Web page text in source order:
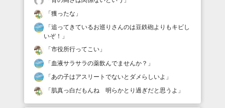
「獲ったな 」
「追ってきているお巡りさんのは豆鉄砲よりもキビし
いぞ！ 」
「市役所行ってこい 」
「血液サラサラの薬飲んでませんか？ 」
「あの子はアスリートでないとダメらしいよ 」
「肌真っ白だもんね 明らかとり過ぎだと思うよ 」